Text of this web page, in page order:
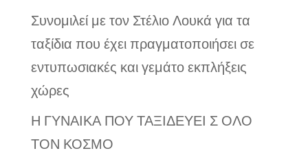
Συνομιλεί με τον Στέλιο Λουκά για τα
ταξίδια που έχει πραγματοποιήσει σε
εντυπωσιακές και γεμάτο εκπλήξεις
χώρες
Η ΓΥΝΑΙΚΑ ΠΟΥ ΤΑΞΙΔΕΥΕΙ Σ ΟΛΟ
ΤΟΝ ΚΟΣΜΟ